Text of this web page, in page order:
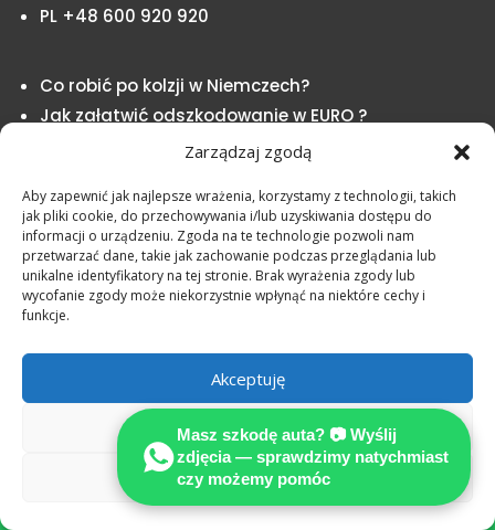
Zarządzaj zgodą
Aby zapewnić jak najlepsze wrażenia, korzystamy z technologii, takich
jak pliki cookie, do przechowywania i/lub uzyskiwania dostępu do
informacji o urządzeniu. Zgoda na te technologie pozwoli nam
przetwarzać dane, takie jak zachowanie podczas przeglądania lub
unikalne identyfikatory na tej stronie. Brak wyrażenia zgody lub
wycofanie zgody może niekorzystnie wpłynąć na niektóre cechy i
funkcje.
Akceptuję
Odmów
Zobacz preferencje
PL +48 600 920 920
Co robić po kolzji w Niemczech?
Jak załatwić odszkodowanie w EURO ?

Masz szkodę auta? 📷 Wyślij
zdjęcia — sprawdzimy natychmiast
czy możemy pomóc